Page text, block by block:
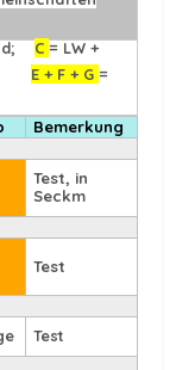
C = LW +
E + F + G =
Bemerkung
Test, in
Seckm
Test
Test